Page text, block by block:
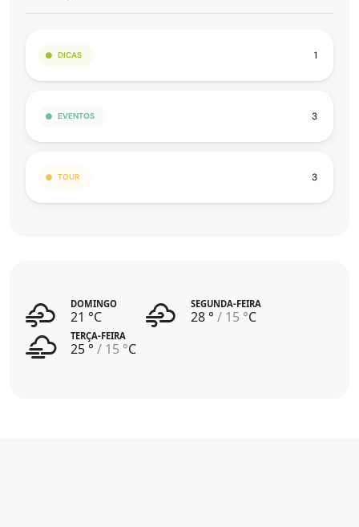
DICAS 1
EVENTOS 3
TOUR 3
DOMINGO
21 °C
SEGUNDA-FEIRA
28 ° 15 °C
TERÇA-FEIRA
25 ° 15 °C